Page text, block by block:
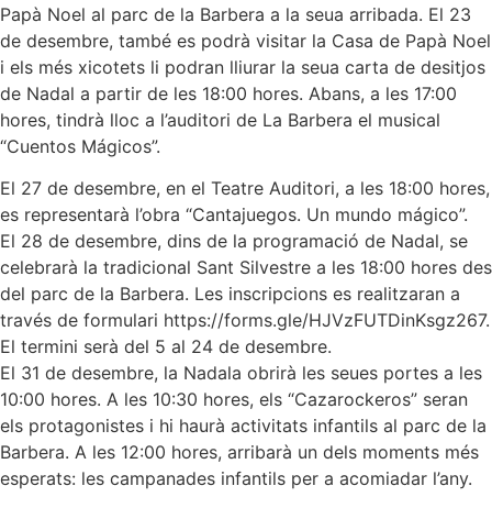
Papà Noel al parc de la Barbera a la seua arribada. El 23
de desembre, també es podrà visitar la Casa de Papà Noel
i els més xicotets li podran lliurar la seua carta de desitjos
de Nadal a partir de les 18:00 hores. Abans, a les 17:00
hores, tindrà lloc a l’auditori de La Barbera el musical
“Cuentos Mágicos”.
El 27 de desembre, en el Teatre Auditori, a les 18:00 hores,
es representarà l’obra “Cantajuegos. Un mundo mágico”.
El 28 de desembre, dins de la programació de Nadal, se
celebrarà la tradicional Sant Silvestre a les 18:00 hores des
del parc de la Barbera. Les inscripcions es realitzaran a
través de formulari https://forms.gle/HJVzFUTDinKsgz267.
El termini serà del 5 al 24 de desembre.
El 31 de desembre, la Nadala obrirà les seues portes a les
10:00 hores. A les 10:30 hores, els “Cazarockeros” seran
els protagonistes i hi haurà activitats infantils al parc de la
Barbera. A les 12:00 hores, arribarà un dels moments més
esperats: les campanades infantils per a acomiadar l’any.